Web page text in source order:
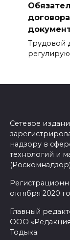
Трудовой
Сетевое
надзору в
технологий и
октября 2020
Главный
ООО «Редакция
Тодыка.